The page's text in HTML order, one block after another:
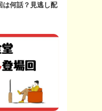
は何話？見逃し配